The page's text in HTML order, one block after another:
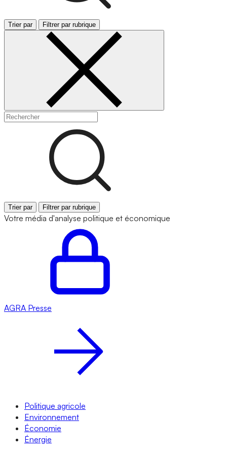
Trier par Filtrer par rubrique
Trier par Filtrer par rubrique
Votre média d'analyse politique et économique
AGRA Presse
Politique agricole
Environnement
Économie
Énergie